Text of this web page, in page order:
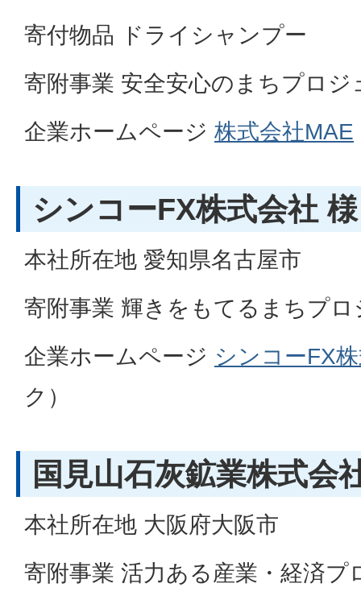
寄付物品 ドライシャンプー
寄附事業 安全安心のまちプロジ
企業ホームページ 株式会社MAE
シンコーFX株式会社 様
本社所在地 愛知県名古屋市
寄附事業 輝きをもてるまちプ
企業ホームページ シンコーFX
ク）
国見山石灰鉱業株式会
本社所在地 大阪府大阪市
寄附事業 活力ある産業・経済プ